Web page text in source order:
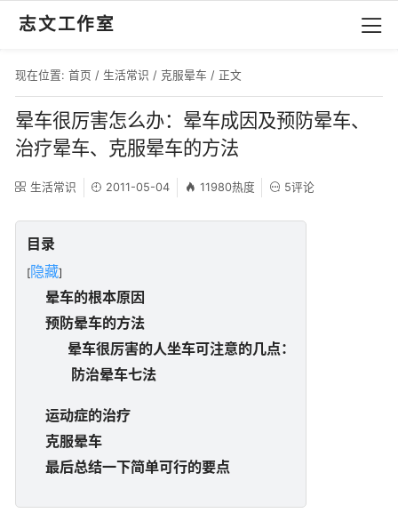
志文工作室
现在位置: 首页 / 生活常识 / 克服晕车 / 正文
晕车很厉害怎么办：晕车成因及预防晕车、
治疗晕车、克服晕车的方法
生活常识 2011-05-04 11980热度 5评论
目录
[隐藏]
晕车的根本原因
预防晕车的方法
晕车很厉害的人坐车可注意的几点：
防治晕车七法
运动症的治疗
克服晕车
最后总结一下简单可行的要点